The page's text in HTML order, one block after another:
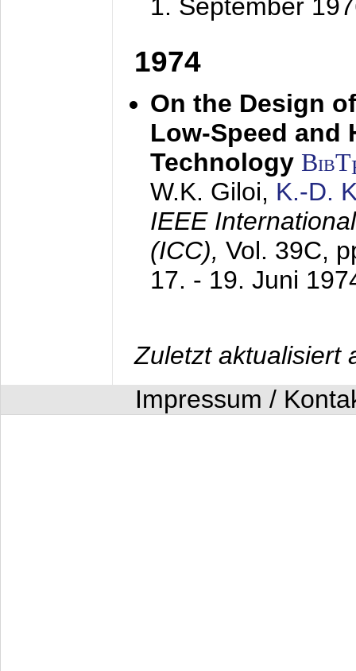
1. September
1974
On the Design
Low-Speed and
Technology BibT
W.K. Giloi, K.-D.
IEEE
(ICC), Vol. 39C,
17. - 19. Juni
Zuletzt aktualisiert
Impressum /